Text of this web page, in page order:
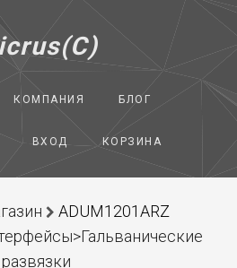
КОМПАНИЯ БЛОГ
ВХОД КОРЗИНА
ADUM1201ARZ
развязки